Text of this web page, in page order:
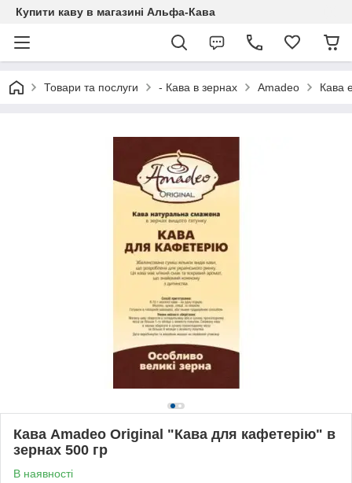
Купити каву в магазині Альфа-Кава
Товари та послуги - Кава в зернах Amadeo Кава
Кава Amadeo Original "Кава для кафетерію" в
зернах 500 гр
В наявності